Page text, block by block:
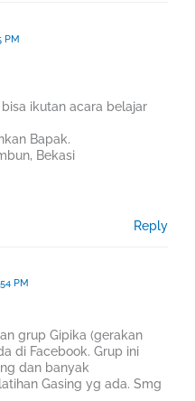
PM
ikutan acara belajar
Bapak.
Bekasi
Reply
PM
grup Gipika (gerakan
di Facebook. Grup ini
dan banyak
Gasing yg ada. Smg